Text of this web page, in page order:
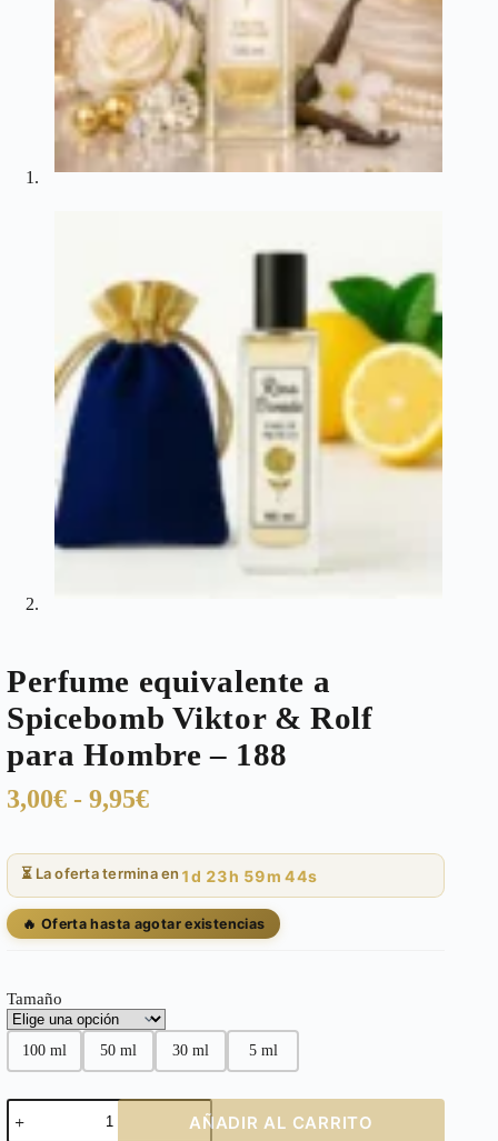
Perfume equivalente a
Spicebomb Viktor & Rolf
para Hombre – 188
3,00€ - 9,95€Rango
precios:
desde
3,00€
hasta
⏳ La oferta termina en 1d 23h 59m 43s
🔥 Oferta hasta agotar existencias
Tamaño
100 ml 50 ml 30 ml 5 ml
Perfume
equivalente
AÑADIR AL CARRITO